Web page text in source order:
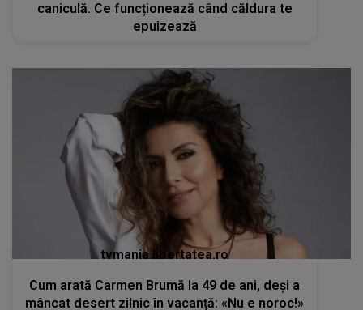
caniculă. Ce funcționează când căldura te
epuizează
tvmania.libertatea.ro
Cum arată Carmen Brumă la 49 de ani, deși a
mâncat desert zilnic în vacanță: «Nu e noroc!»